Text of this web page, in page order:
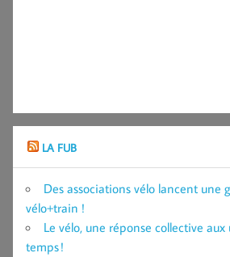
LA FUB
Des associations vélo lancent une
vélo+train !
Le vélo, une réponse collective
temps !